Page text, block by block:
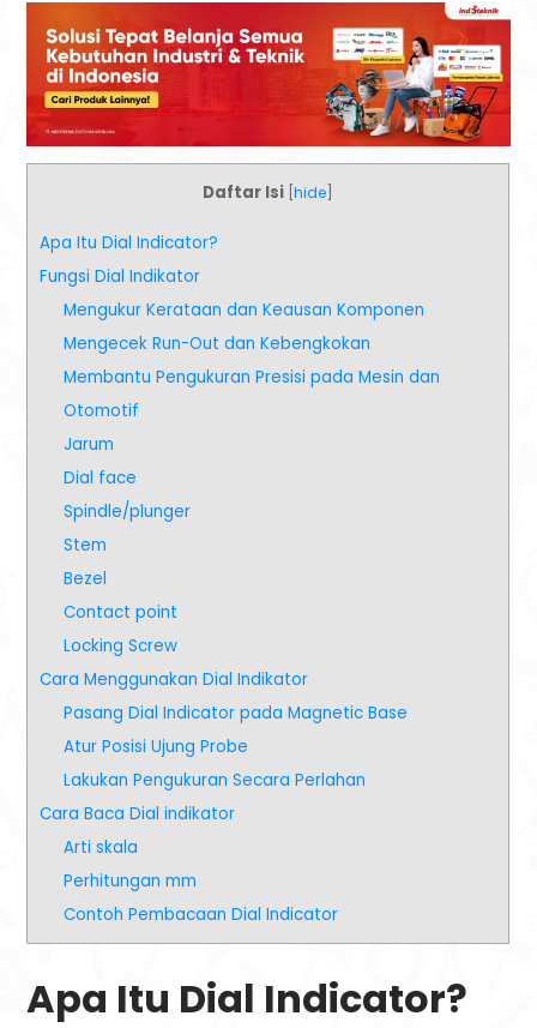
Daftar Isi [hide
Apa Itu Dial Indicator?
Fungsi Dial Indikator
Mengukur Kerataan dan Keausan Komponen
Mengecek Run-Out dan Kebengkokan
Membantu Pengukuran Presisi pada Mesin dan
Otomotif
Jarum
Dial face
Spindle/plunger
Stem
Bezel
Contact point
Locking Screw
Cara Menggunakan Dial Indikator
Pasang Dial Indicator pada Magnetic Base
Atur Posisi Ujung Probe
Lakukan Pengukuran Secara Perlahan
Cara Baca Dial indikator
Arti skala
Perhitungan mm
Contoh Pembacaan Dial Indicator
Apa Itu Dial Indicator?